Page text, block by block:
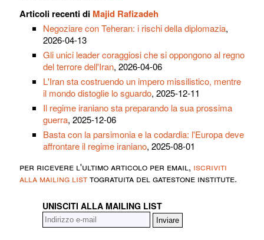
Articoli recenti di Majid Rafizadeh
Negoziare con Teheran: i rischi della diplomazia,
2026-04-13
Gli unici leader coraggiosi che si oppongono al regno
del terrore dell'Iran, 2026-04-06
L'Iran sta costruendo un impero missilistico, mentre
il mondo distoglie lo sguardo, 2025-12-11
Il regime iraniano sta preparando la sua prossima
guerra, 2025-12-06
Basta con la parsimonia e la codardia: l'Europa deve
affrontare il regime iraniano, 2025-08-01
per ricevere l'ultimo articolo per email, iscriviti
alla mailing listtogratuita del gatestone institute.
UNISCITI ALLA MAILING LIST